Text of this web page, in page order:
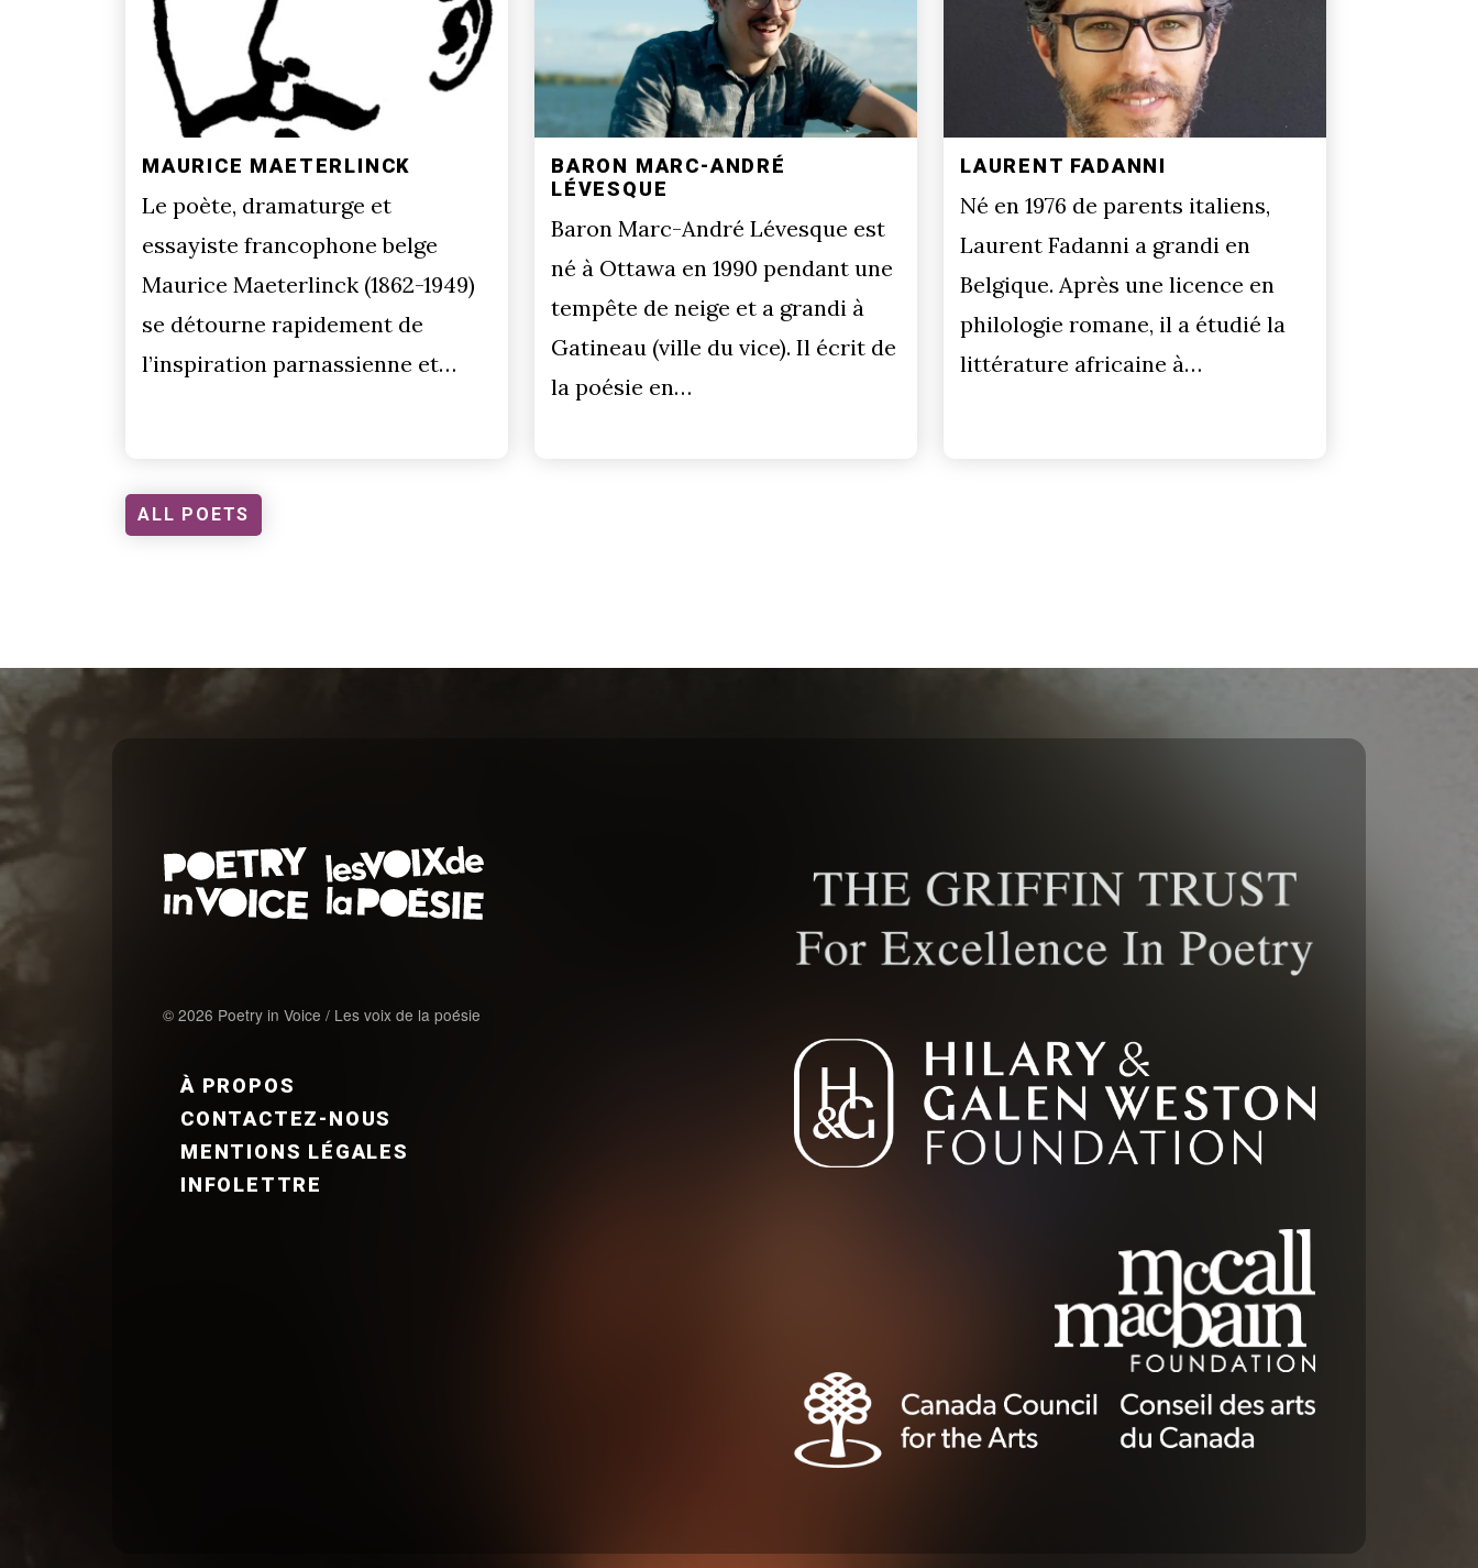
MAURICE MAETERLINCK
Le poète, dramaturge et
essayiste francophone belge
Maurice Maeterlinck (1862-1949)
se détourne rapidement de
l’inspiration parnassienne et…
BARON MARC-ANDRÉ
LÉVESQUE
Baron Marc-André Lévesque est
né à Ottawa en 1990 pendant une
tempête de neige et a grandi à
Gatineau (ville du vice). Il écrit de
la poésie en…
LAURENT FADANNI
Né en 1976 de parents italiens,
Laurent Fadanni a grandi en
Belgique. Après une licence en
philologie romane, il a étudié la
littérature africaine à…
ALL POETS
© 2026 Poetry in Voice / Les voix de la poésie
FOOTER MENU FR
À PROPOS
CONTACTEZ-NOUS
MENTIONS LÉGALES
INFOLETTRE